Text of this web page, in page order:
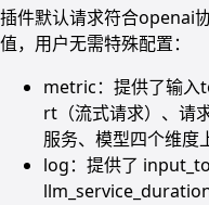
插件默认请求符合openai
值，用户无需特殊配置：
metric：提供了输
rt（流式请求）、请
服务、模型四个维度
log：提供了